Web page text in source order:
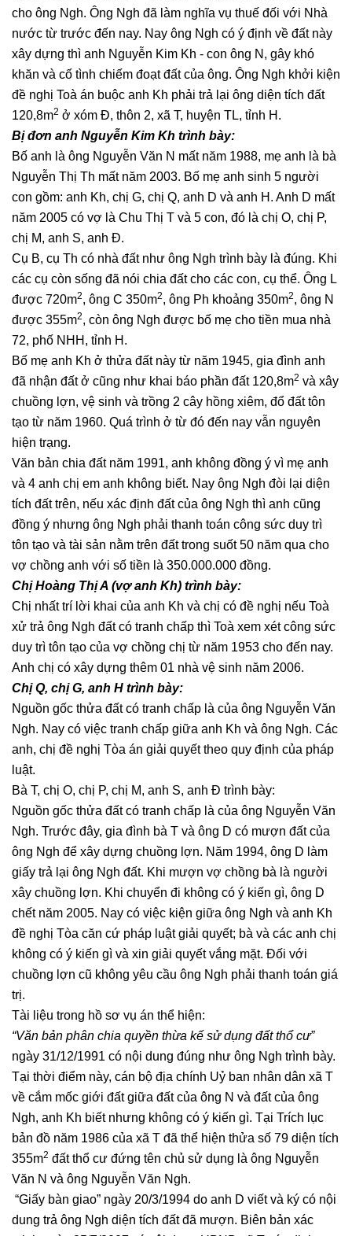
cho ông Ngh. Ông Ngh đã làm nghĩa vụ thuế đối với Nhà
nước từ trước đến nay. Nay ông Ngh có ý định về đất này
xây dựng thì anh Nguyễn Kim Kh - con ông N, gây khó
khăn và cố tình chiếm đoạt đất của ông. Ông Ngh khởi kiện
đề nghị Toà án buộc anh Kh phải trả lại ông diện tích đất
120,8m2 ở xóm Đ, thôn 2, xã T, huyện TL, tỉnh H.
Bị đơn anh Nguyễn Kim Kh trình bày:
Bố anh là ông Nguyễn Văn N mất năm 1988, mẹ anh là bà
Nguyễn Thị Th mất năm 2003. Bố mẹ anh sinh 5 người
con gồm: anh Kh, chị G, chị Q, anh D và anh H. Anh D mất
năm 2005 có vợ là Chu Thị T và 5 con, đó là chị O, chị P,
chị M, anh S, anh Đ.
Cụ B, cụ Th có nhà đất như ông Ngh trình bày là đúng. Khi
các cụ còn sống đã nói chia đất cho các con, cụ thể. Ông L
được 720m2, ông C 350m2, ông Ph khoảng 350m2, ông N
được 355m2, còn ông Ngh được bố mẹ cho tiền mua nhà
72, phố NHH, tỉnh H.
Bố mẹ anh Kh ở thửa đất này từ năm 1945, gia đình anh
đã nhận đất ở cũng như khai báo phần đất 120,8m2 và xây
chuồng lợn, vệ sinh và trồng 2 cây hồng xiêm, đổ đất tôn
tạo từ năm 1960. Quá trình ở từ đó đến nay vẫn nguyên
hiện trạng.
Văn bản chia đất năm 1991, anh không đồng ý vì mẹ anh
và 4 anh chị em anh không biết. Nay ông Ngh đòi lại diện
tích đất trên, nếu xác định đất của ông Ngh thì anh cũng
đồng ý nhưng ông Ngh phải thanh toán công sức duy trì
tôn tạo và tài sản nằm trên đất trong suốt 50 năm qua cho
vợ chồng anh với số tiền là 350.000.000 đồng.
Chị Hoàng Thị A (vợ anh Kh) trình bày:
Chị nhất trí lời khai của anh Kh và chị có đề nghị nếu Toà
xử trả ông Ngh đất có tranh chấp thì Toà xem xét công sức
duy trì tôn tạo của vợ chồng chị từ năm 1953 cho đến nay.
Anh chị có xây dựng thêm 01 nhà vệ sinh năm 2006.
Chị Q, chị G, anh H trình bày:
Nguồn gốc thửa đất có tranh chấp là của ông Nguyễn Văn
Ngh. Nay có việc tranh chấp giữa anh Kh và ông Ngh. Các
anh, chị đề nghị Tòa án giải quyết theo quy định của pháp
luật.
Bà T, chị O, chị P, chị M, anh S, anh Đ trình bày:
Nguồn gốc thửa đất có tranh chấp là của ông Nguyễn Văn
Ngh. Trước đây, gia đình bà T và ông D có mượn đất của
ông Ngh để xây dựng chuồng lợn. Năm 1994, ông D làm
giấy trả lại ông Ngh đất. Khi mượn vợ chồng bà là người
xây chuồng lợn. Khi chuyển đi không có ý kiến gì, ông D
chết năm 2005. Nay có việc kiện giữa ông Ngh và anh Kh
đề nghị Tòa căn cứ pháp luật giải quyết; bà và các anh chị
không có ý kiến gì và xin giải quyết vắng mặt. Đối với
chuồng lợn cũ không yêu cầu ông Ngh phải thanh toán giá
trị.
Tài liệu trong hồ sơ vụ án thể hiện:
“Văn bản phân chia quyền thừa kế sử dụng đất thổ cư”
ngày 31/12/1991 có nội dung đúng như ông Ngh trình bày.
Tại thời điểm này, cán bộ địa chính Uỷ ban nhân dân xã T
về cắm mốc giới đất giữa đất của ông N và đất của ông
Ngh, anh Kh biết nhưng không có ý kiến gì. Tại Trích lục
bản đồ năm 1986 của xã T đã thể hiện thửa số 79 diện tích
355m2 đất thổ cư đứng tên chủ sử dụng là ông Nguyễn
Văn N và ông Nguyễn Văn Ngh.
“Giấy bàn giao” ngày 20/3/1994 do anh D viết và ký có nội
dung trả ông Ngh diện tích đất đã mượn. Biên bản xác